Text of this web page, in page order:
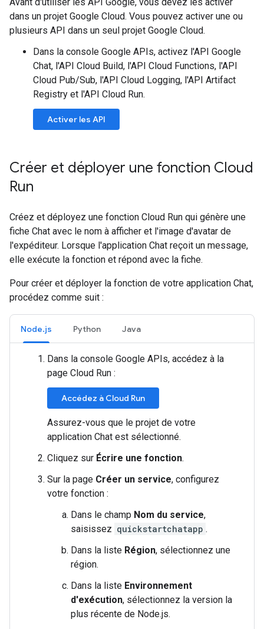
dans un projet Google Cloud. Vous pouvez activer une ou
plusieurs API dans un seul projet Google Cloud.
Dans la console Google APIs, activez l'API Google
Chat, l'API Cloud Build, l'API Cloud Functions, l'API
Cloud Pub/Sub, l'API Cloud Logging, l'API Artifact
Registry et l'API Cloud Run.
Activer les API
Créer et déployer une fonction Cloud
Run
Créez et déployez une fonction Cloud Run qui génère une
fiche Chat avec le nom à afficher et l'image d'avatar de
l'expéditeur. Lorsque l'application Chat reçoit un message,
elle exécute la fonction et répond avec la fiche.
Pour créer et déployer la fonction de votre application Chat,
procédez comme suit :
Node.js Python Java
Dans la console Google APIs, accédez à la
page Cloud Run :
Accédez à Cloud Run
Assurez-vous que le projet de votre
application Chat est sélectionné.
Cliquez sur Écrire une fonction.
Sur la page Créer un service, configurez
votre fonction :
Dans le champ Nom du service,
saisissez quickstartchatapp .
Dans la liste Région, sélectionnez une
région.
Dans la liste Environnement
d'exécution, sélectionnez la version la
plus récente de Node.js.